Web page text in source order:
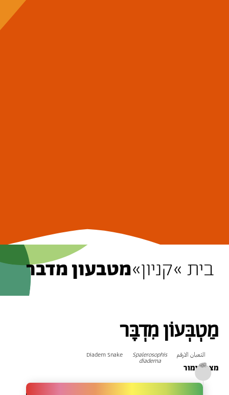
בית » קניון»מטבעון מדבר
מַטְבְּעוֹן מִדְבָּר
الثعبان الارقم Spalerosophis
diadema
Diadem Snake
מצב שימור